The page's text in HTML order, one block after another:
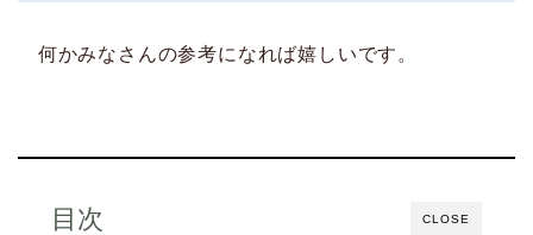
何かみなさんの参考になれば嬉しいです。
CLOSE
目次